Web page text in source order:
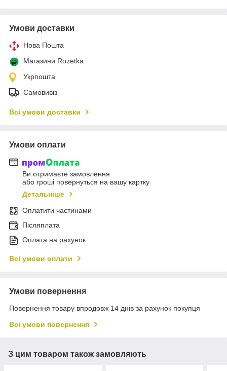
Умови доставки
Нова Пошта
Магазини Rozetka
Укрпошта
Самовивіз
Всі умови доставки
Умови оплати
Ви отримаєте замовлення
або гроші повернуться на вашу картку
Детальніше
Оплатити частинами
Післяплата
Оплата на рахунок
Всі умови оплати
Умови повернення
Повернення товару впродовж 14 днів за рахунок покупця
Всі умови повернення
З цим товаром також замовляють